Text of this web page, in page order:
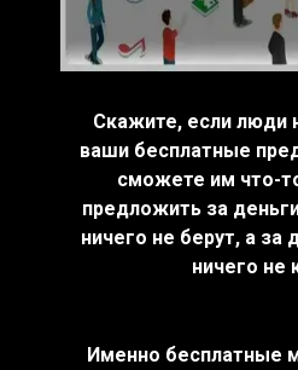
Скажите, если люди
ваши бесплатные
сможете им что-
предложить за
ничего не берут, а за
ничего не
Именно бесплатные